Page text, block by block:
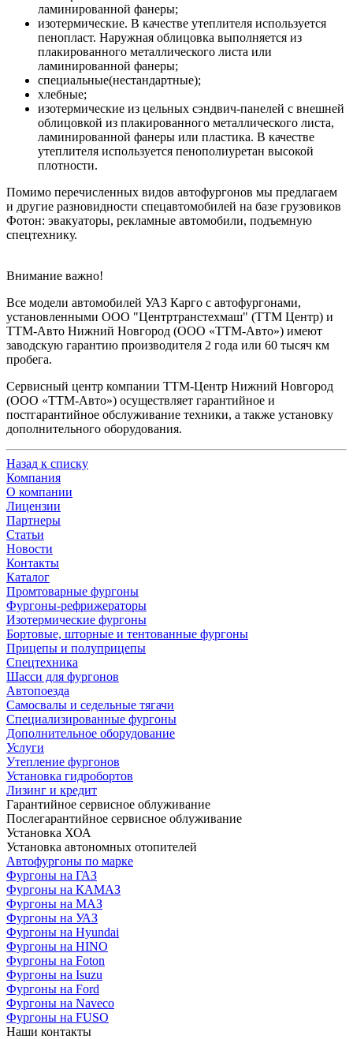
ламинированной фанеры;
изотермические. В качестве утеплителя используется
пенопласт. Наружная облицовка выполняется из
плакированного металлического листа или
ламинированной фанеры;
специальные(нестандартные);
хлебные;
изотермические из цельных сэндвич-панелей с внешней
облицовкой из плакированного металлического листа,
ламинированной фанеры или пластика. В качестве
утеплителя используется пенополиуретан высокой
плотности.
Помимо перечисленных видов автофургонов мы предлагаем
и другие разновидности спецавтомобилей на базе грузовиков
Фотон: эвакуаторы, рекламные автомобили, подъемную
спецтехнику.
Внимание важно!
Все модели автомобилей УАЗ Карго с автофургонами,
установленными ООО "Центртранстехмаш" (ТТМ Центр) и
ТТМ-Авто Нижний Новгород (ООО «ТТМ-Авто») имеют
заводскую гарантию производителя 2 года или 60 тысяч км
пробега.
Сервисный центр компании ТТМ-Центр Нижний Новгород
(ООО «ТТМ-Авто») осуществляет гарантийное и
постгарантийное обслуживание техники, а также установку
дополнительного оборудования.
Назад к списку
Компания
О компании
Лицензии
Партнеры
Статьи
Новости
Контакты
Каталог
Промтоварные фургоны
Фургоны-рефрижераторы
Изотермические фургоны
Бортовые, шторные и тентованные фургоны
Прицепы и полуприцепы
Спецтехника
Шасси для фургонов
Автопоезда
Самосвалы и седельные тягачи
Специализированные фургоны
Дополнительное оборудование
Услуги
Утепление фургонов
Установка гидробортов
Лизинг и кредит
Гарантийное сервисное облуживание
Послегарантийное сервисное облуживание
Установка ХОА
Установка автономных отопителей
Автофургоны по марке
Фургоны на ГАЗ
Фургоны на КАМАЗ
Фургоны на МАЗ
Фургоны на УАЗ
Фургоны на Hyundai
Фургоны на HINO
Фургоны на Foton
Фургоны на Isuzu
Фургоны на Ford
Фургоны на Naveco
Фургоны на FUSO
Наши контакты